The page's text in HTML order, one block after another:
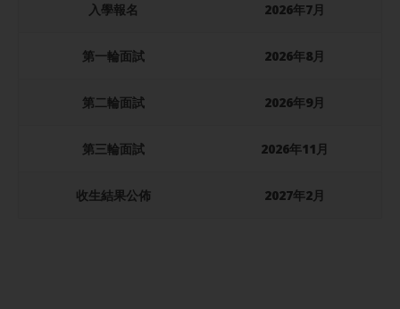
入學報名 2026年7月
第一輪面試 2026年8月
第二輪面試 2026年9月
第三輪面試 2026年11月
收生結果公佈 2027年2月